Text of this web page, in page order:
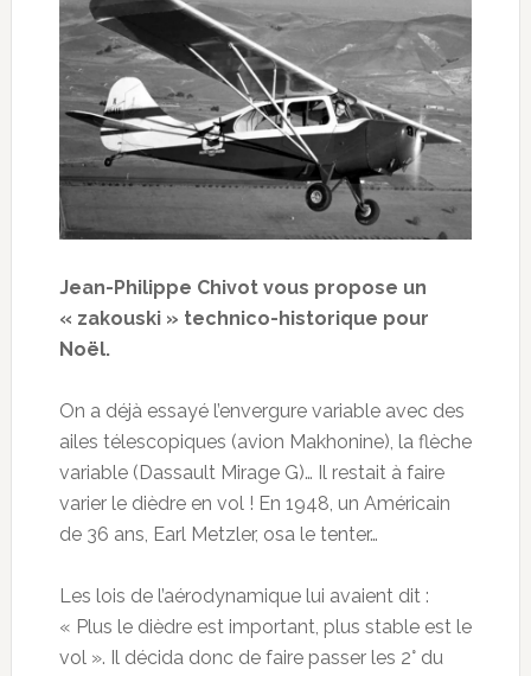
Jean-Philippe Chivot vous propose un
« zakouski » technico-historique pour
Noël.
On a déjà essayé l’envergure variable avec des
ailes télescopiques (avion Makhonine), la flèche
variable (Dassault Mirage G)… Il restait à faire
varier le dièdre en vol ! En 1948, un Américain
de 36 ans, Earl Metzler, osa le tenter…
Les lois de l’aérodynamique lui avaient dit :
« Plus le dièdre est important, plus stable est le
vol ». Il décida donc de faire passer les 2° du